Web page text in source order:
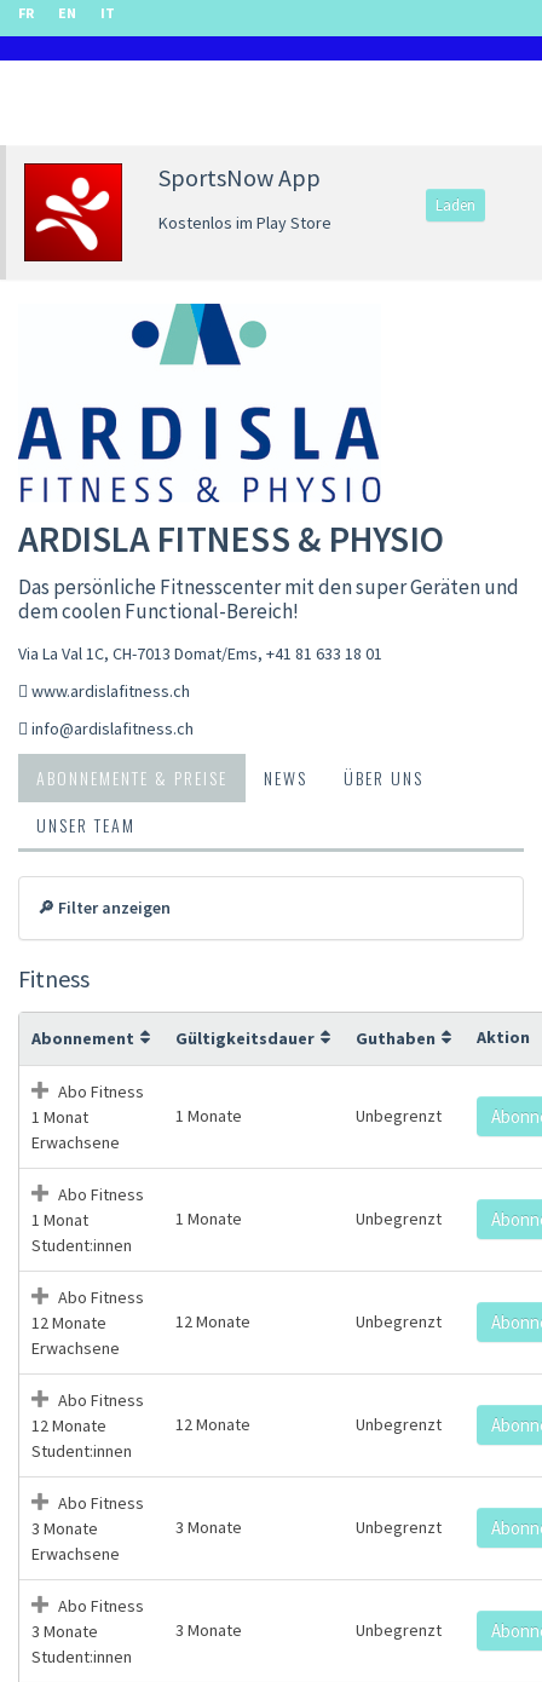
FR EN IT
SportsNow App
Kostenlos im Play Store
Laden
ARDISLA FITNESS & PHYSIO
Das persönliche Fitnesscenter mit den super Geräten und
dem coolen Functional-Bereich!
Via La Val 1C, CH-7013 Domat/Ems, +41 81 633 18 01
www.ardislafitness.ch
info@ardislafitness.ch
ABONNEMENTE & PREISE NEWS
ÜBER UNS
UNSER TEAM
🔎 Filter anzeigen
Fitness
Abonnement Gültigkeitsdauer Guthaben Aktion
Abo Fitness
1 Monat
Erwachsene
1 Monate Unbegrenzt
Abo Fitness
1 Monat
Student:innen
1 Monate Unbegrenzt
Abo Fitness
12 Monate
Erwachsene
12 Monate Unbegrenzt
Abo Fitness
12 Monate
Student:innen
12 Monate Unbegrenzt
Abo Fitness
3 Monate
Erwachsene
3 Monate Unbegrenzt
Abo Fitness
3 Monate
Student:innen
3 Monate Unbegrenzt